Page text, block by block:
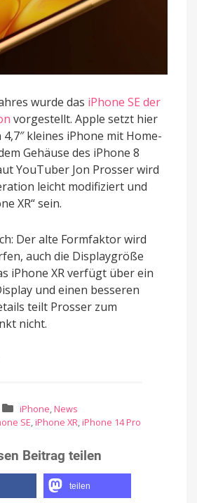
wurde das iPhone SE der
vorgestellt. Apple setzt hier
kleines iPhone mit Home-
Gehäuse des iPhone 8
YouTuber Jon Prosser wird
leicht modifiziert und
XR“ sein.
Der alte Formfaktor wird
auch die Displaygröße
iPhone XR verfügt über ein
und einen besseren
teilt Prosser zum
nicht.
iPhone, News
SE, iPhone XR, iPhone 14 Pro
Beitrag teilen
teilen